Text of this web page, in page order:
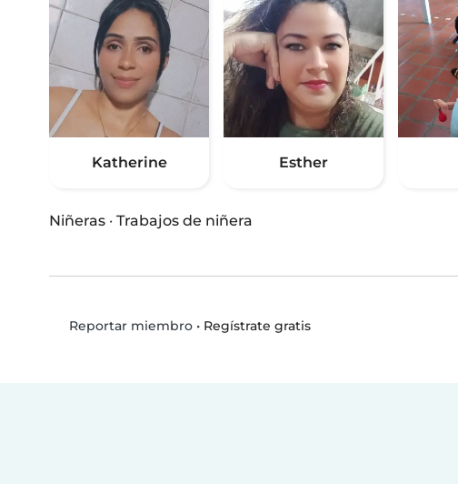
Katherine Esther
Niñeras · Trabajos de niñera
Reportar miembro• Regístrate gratis